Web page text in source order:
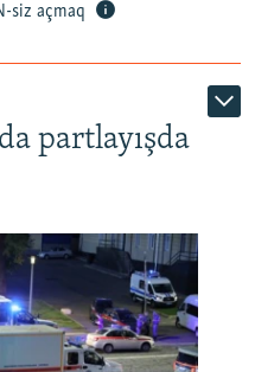
siz açmaq
partlayışda